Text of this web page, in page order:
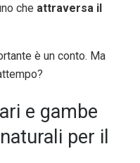
che attraversa il
è un conto. Ma
e gambe
per il